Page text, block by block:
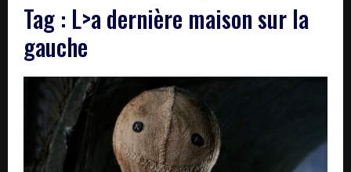
Tag : L>a dernière maison sur la
gauche